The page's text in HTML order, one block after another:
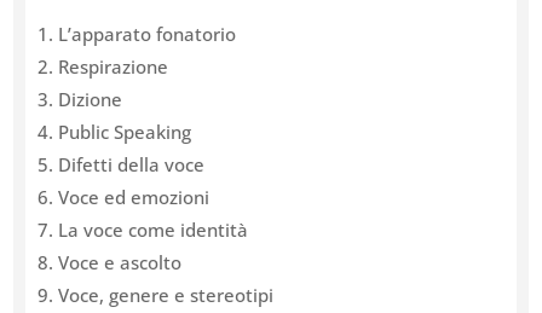
1. L’apparato fonatorio
2. Respirazione
3. Dizione
4. Public Speaking
5. Difetti della voce
6. Voce ed emozioni
7. La voce come identità
8. Voce e ascolto
9. Voce, genere e stereotipi